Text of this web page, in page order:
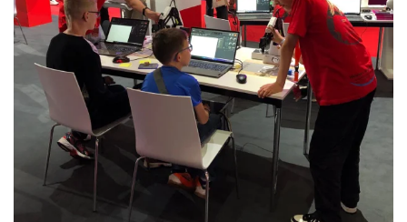
Anschauen....